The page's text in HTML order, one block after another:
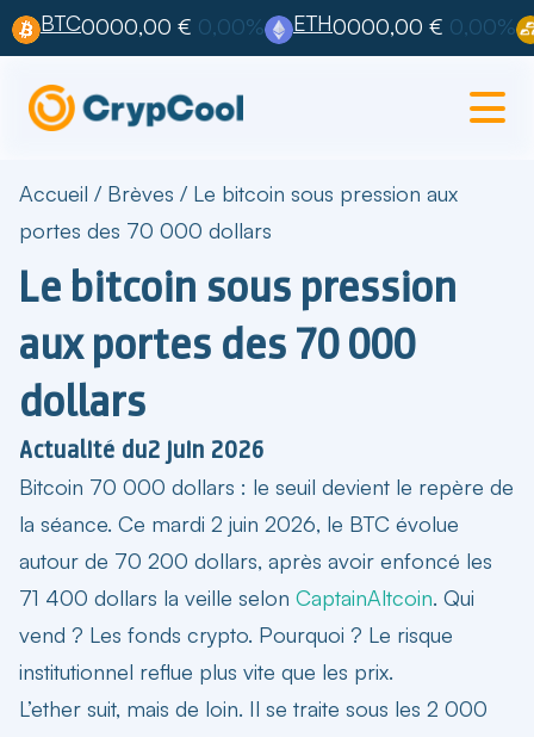
BTC0000,00 € 0,00% ETH0000,00 € 0,00%
Accueil / Brèves / Le bitcoin sous pression aux
portes des 70 000 dollars
Le bitcoin sous pression
aux portes des 70 000
dollars
Actualité du2 juin 2026
Bitcoin 70 000 dollars : le seuil devient le repère de
la séance. Ce mardi 2 juin 2026, le BTC évolue
autour de 70 200 dollars, après avoir enfoncé les
71 400 dollars la veille selon CaptainAltcoin. Qui
vend ? Les fonds crypto. Pourquoi ? Le risque
institutionnel reflue plus vite que les prix.
L’ether suit, mais de loin. Il se traite sous les 2 000